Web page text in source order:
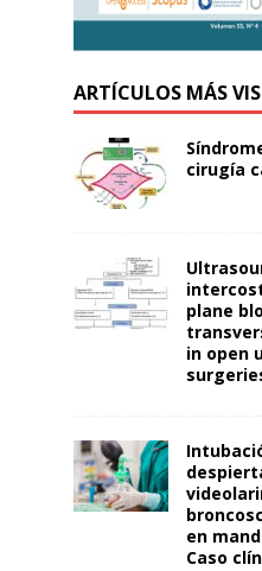
ARTÍCULOS MÁS
cirugía
plane
in open
en
Caso